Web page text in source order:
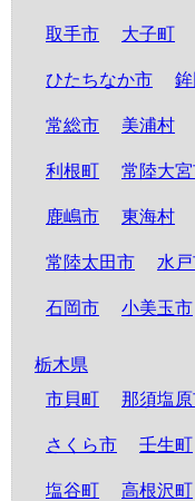
取手市 大子町
ひたちなか市
常総市 美浦村
利根町 常陸大
鹿嶋市 東海村
常陸太田市 水
石岡市 小美玉市
栃木県
市貝町
那須塩
さくら市 壬生町
塩谷町 高根沢町